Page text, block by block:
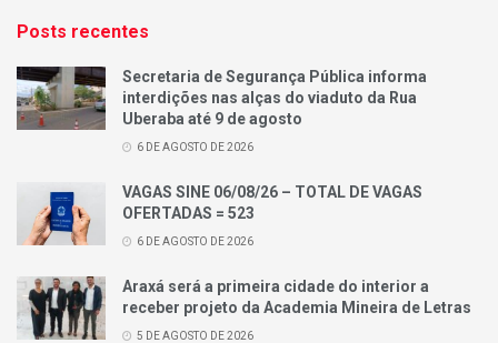
Posts recentes
Secretaria de Segurança Pública informa
interdições nas alças do viaduto da Rua
Uberaba até 9 de agosto
6 DE AGOSTO DE 2026
VAGAS SINE 06/08/26 – TOTAL DE VAGAS
OFERTADAS = 523
6 DE AGOSTO DE 2026
Araxá será a primeira cidade do interior a
receber projeto da Academia Mineira de Letras
5 DE AGOSTO DE 2026